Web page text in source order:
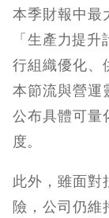
本季財報中最
「生產力提
行組織優化、
本節流與營運
公布具體可量
度。
此外，雖面對
險，公司仍維